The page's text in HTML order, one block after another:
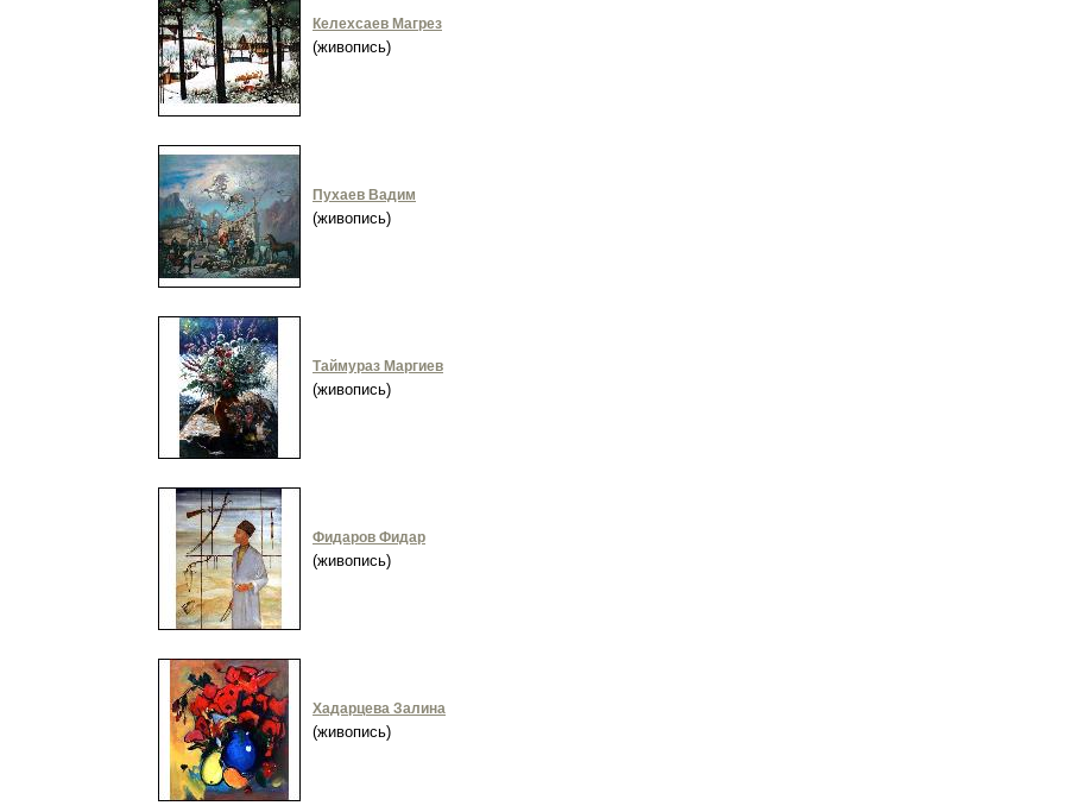
Келехсаев Магрез
(живопись)
Пухаев Вадим
(живопись)
Таймураз Маргиев
(живопись)
Фидаров Фидар
(живопись)
Хадарцева Залина
(живопись)